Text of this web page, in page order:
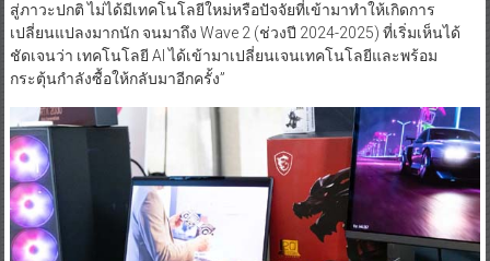
สู่ภาวะปกติ ไม่ได้มีเทคโนโลยีใหม่หรือปัจจัยที่เข้ามาทำให้เกิดการ
เปลี่ยนแปลงมากนัก จนมาถึง Wave 2 (ช่วงปี 2024-2025) ที่เริ่มเห็นได้
ชัดเจนว่า เทคโนโลยี AI ได้เข้ามาเปลี่ยนเจนเทคโนโลยีและพร้อม
กระตุ้นกำลังซื้อให้กลับมาอีกครั้ง”